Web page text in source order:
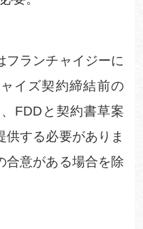
フランチャイジーに
イズ契約締結前の
FDD と契約書草案
供する必要がありま
合意がある場合を除